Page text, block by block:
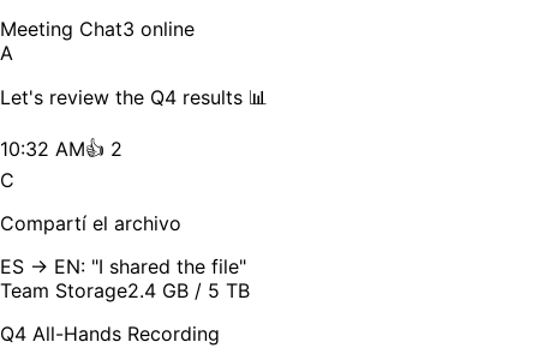
Meeting Chat3 online
A
Let's review the Q4 results 📊
10:32 AM👍 2
C
Compartí el archivo
ES → EN: "I shared the file"
Team Storage2.4 GB / 5 TB
Q4 All-Hands Recording